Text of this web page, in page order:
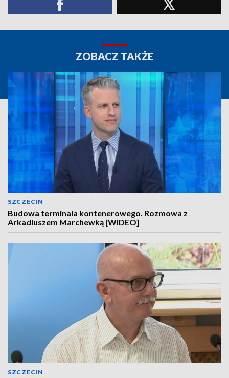
ZOBACZ TAKŻE
SZCZECIN
Budowa terminala kontenerowego. Rozmowa z
Arkadiuszem Marchewką [WIDEO]
SZCZECIN